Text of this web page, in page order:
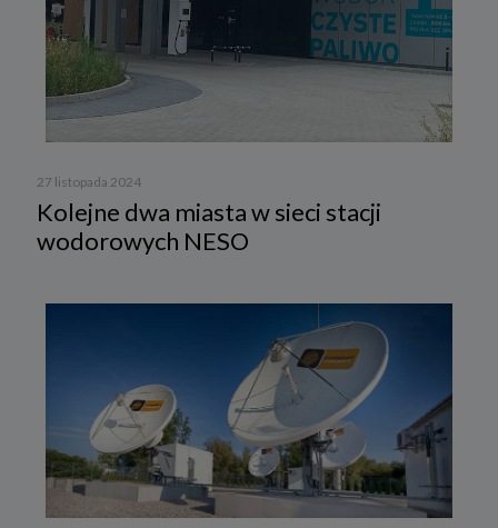
27 listopada 2024
Kolejne dwa miasta w sieci stacji
wodorowych NESO